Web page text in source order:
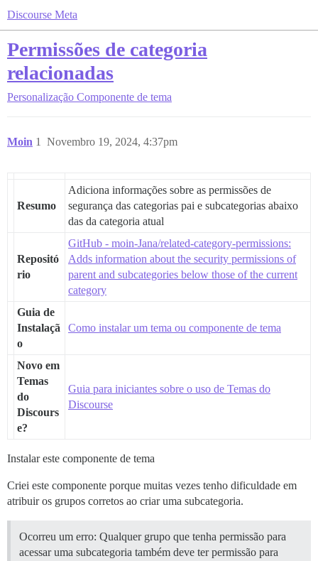
Discourse Meta
Permissões de categoria
relacionadas
Personalização Componente de tema
Moin Novembro 19, 2024, 4:37pm
1
Resumo
Adiciona informações sobre as permissões de
segurança das categorias pai e subcategorias abaixo
das da categoria atual
Repositó
rio
GitHub - moin-Jana/related-category-permissions:
Adds information about the security permissions of
parent and subcategories below those of the current
category
Guia de
Instalaçã
o
Como instalar um tema ou componente de tema
Novo em
Temas
do
Discours
e?
Guia para iniciantes sobre o uso de Temas do
Discourse
Instalar este componente de tema
Criei este componente porque muitas vezes tenho dificuldade em
atribuir os grupos corretos ao criar uma subcategoria.
Ocorreu um erro: Qualquer grupo que tenha permissão para
acessar uma subcategoria também deve ter permissão para